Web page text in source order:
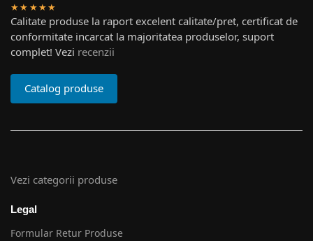
★★★★★
Calitate produse la raport excelent calitate/pret, certificat de
conformitate incarcat la majoritatea produselor, suport
complet! Vezi recenzii
Catalog produse
Vezi categorii produse
Legal
Formular Retur Produse